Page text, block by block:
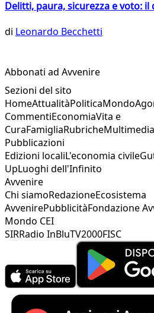
Delitti, paura, sicurezza e voto:
di Leonardo Becchetti
Abbonati ad Avvenire
Sezioni del sito
HomeAttualitàPoliticaMondo
CommentiEconomiaVita e
CuraFamigliaRubricheMultimedia
Pubblicazioni
Edizioni localiL'economia civile
UpLuoghi dell'Infinito
Avvenire
Chi siamoRedazioneEcosistema
AvvenirePubblicitàFondazione
Mondo CEI
SIRRadio InBluTV2000FISC